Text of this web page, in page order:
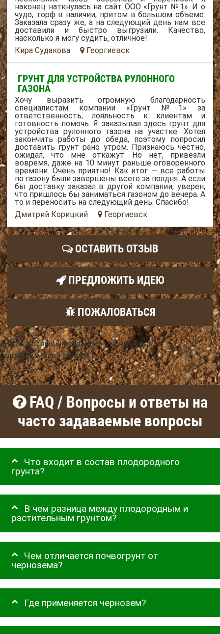
наконец наткнулась на сайт ООО «Грунт №1». И о
чудо, торф в наличии, притом в большом объеме.
Заказала сразу же, а на следующий день нам все
доставили и быстро выгрузили. Качество,
насколько я могу судить, отличное!
Кира Судакова
Георгиевск
ГРУНТ ДЛЯ УСТРОЙСТВА РУЛОННОГО
ГАЗОНА
Хочу выразить огромную благодарность
специалистам компании «Грунт №1» за
ответственность, лояльность к клиентам и
готовность помочь. Я заказывал здесь грунт для
устройства рулонного газона на участке. Хотел
закончить работы до обеда, поэтому попросил
доставить грунт рано утром. Признаюсь честно,
ожидал, что мне откажут. Но нет, привезли
вовремя, даже на 10 минут раньше оговоренного
времени. Очень приятно! Как итог — все работы
по газону были завершены всего за полдня. А если
бы доставку заказал в другой компании, уверен,
что пришлось бы заниматься газоном до вечера. А
то и переносить на следующий день. Спасибо!
Дмитрий Корицкий
Георгиевск
ОСТАВИТЬ ОТЗЫВ
ПРЕДЛОЖИТЬ ИДЕЮ
ПОЖАЛОВАТЬСЯ
Все отзывы реальны и публикуются на
добровольной основе
FAQ / Вопросы и ответы на
часто задаваемые вопросы
Что входит в состав плодородного
грунта?
В чем разница между плодородным и
растительным грунтом?
Чем отличается почвогрунт от
чернозема?
Где применяется чернозем?